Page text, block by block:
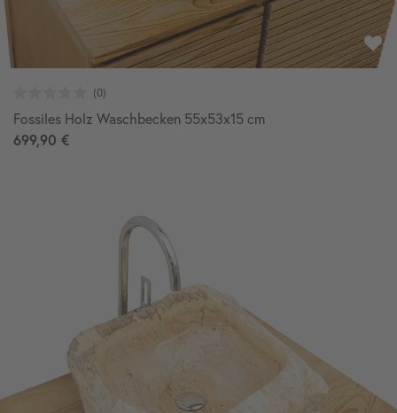
Fossiles Holz Waschbecken 55x53x15 cm
699,90 €